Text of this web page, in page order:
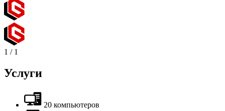
1 / 1
Услуги
20 компьютеров